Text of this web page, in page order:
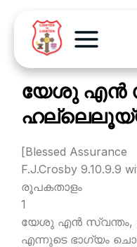
യേശു എന്‍
[Blessed Assurance
F.J.Crosby 9.10.9.9
രൂപകതാളം
1
യേശു എന്‍
എന്നുടെ ഭാഗ്യം